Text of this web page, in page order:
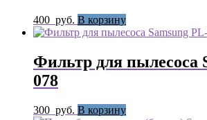
400 руб. В корзину
Фильтр для пылесоса
078
300 руб. В корзину